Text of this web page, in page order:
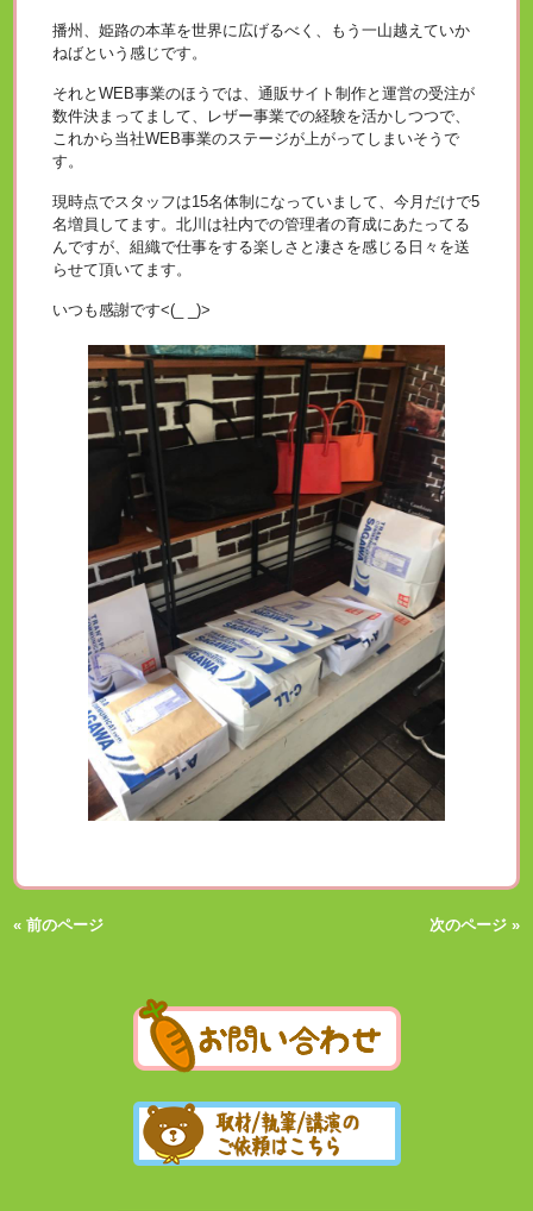
播州、姫路の本革を世界に広げるべく、もう一山越えていか
ねばという感じです。
それとWEB事業のほうでは、通販サイト制作と運営の受注が
数件決まってまして、レザー事業での経験を活かしつつで、
これから当社WEB事業のステージが上がってしまいそうで
す。
現時点でスタッフは15名体制になっていまして、今月だけで5
名増員してます。北川は社内での管理者の育成にあたってる
んですが、組織で仕事をする楽しさと凄さを感じる日々を送
らせて頂いてます。
いつも感謝です<(_ _)>
« 前のページ 次のページ »